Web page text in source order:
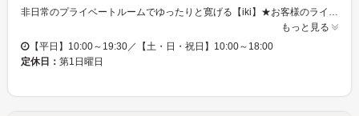
非日常のプライベートルームでゆったりと寛げる【iki】★お客様のライフステージに合わせ、あなたらしさを磨くセオリーを導き出し、新たなジェントルマンズ・ストーリーとサロンならではのケアだけでなく自宅で出来るホームケアのアドバイスにも重点を置き様々なスタイルをご提案♪ 『ネイルケアフル＆ハンドトリートメント』★意外と目に入る指先を、プロのお手入れで健康的な艶爪へと導きます♪ケアの後は、心地よい刺激のマッサージでお疲れが溜まりがちなお手元を揉み解し、癒しの世界へ♪ 『女性限定！フェイスシェービングコース』☆丁寧なカウンセリングと個室対応で安心のシェービングコースです♪ その他、完全個室でのヘアカット＆ヘッドスパのヘアメンテナンス『カット＆ヘッドスパコース』や、フルシェービング＆超音波を用いてのリフトUPのフェイスメンテナンス『シェービング＆リフトUPコース』も人気です♪
もっと見る
【平日】10:00～19:30／【土・日・祝日】10:00～18:00
定休日： 第1日曜日